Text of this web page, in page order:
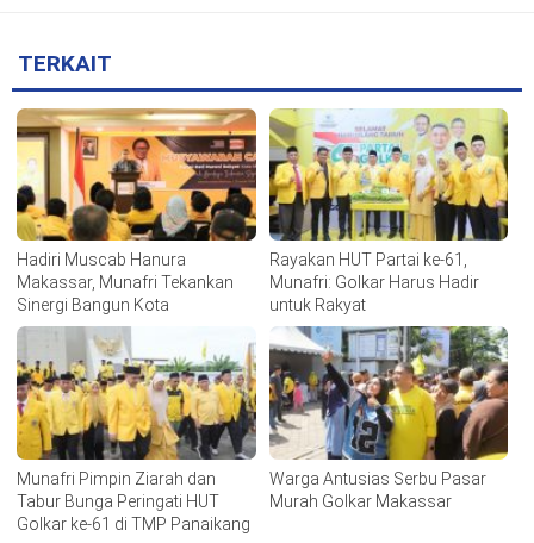
TERKAIT
Hadiri Muscab Hanura
Makassar, Munafri Tekankan
Sinergi Bangun Kota
Rayakan HUT Partai ke-61,
Munafri: Golkar Harus Hadir
untuk Rakyat
Munafri Pimpin Ziarah dan
Tabur Bunga Peringati HUT
Golkar ke-61 di TMP Panaikang
Warga Antusias Serbu Pasar
Murah Golkar Makassar